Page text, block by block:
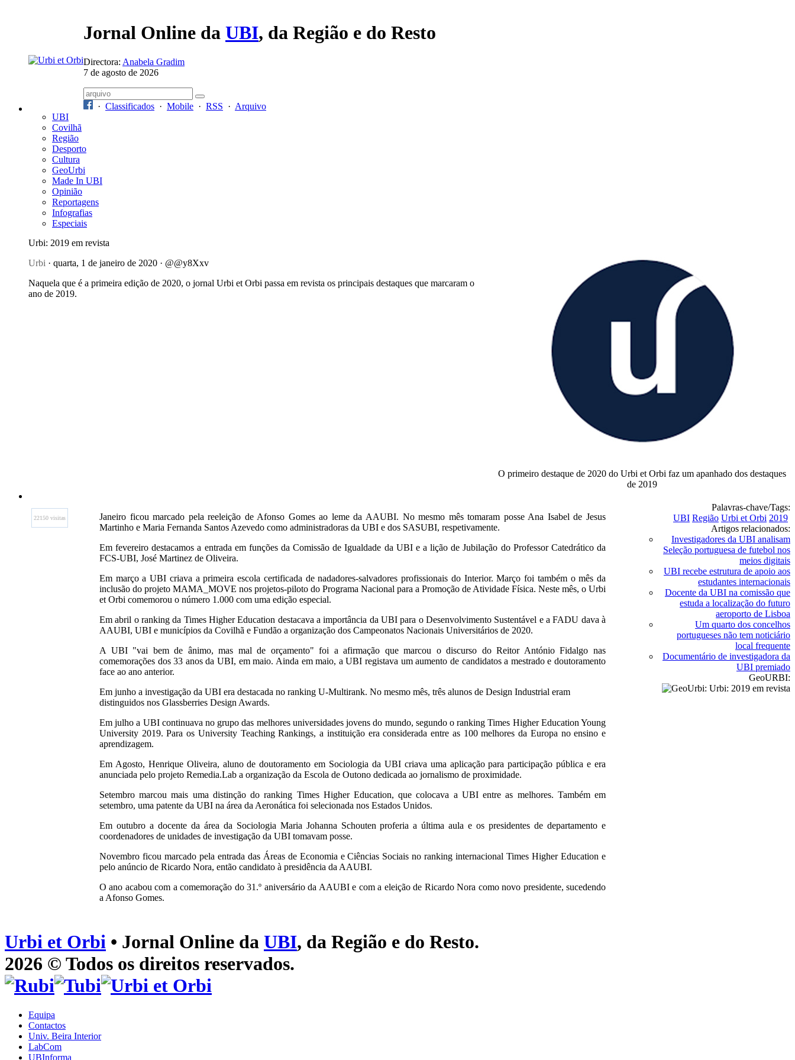
Jornal Online da UBI, da Região e do Resto
Directora: Anabela Gradim
7 de agosto de 2026
· Classificados · Mobile · RSS · Arquivo
UBI
Covilhã
Região
Desporto
Cultura
GeoUrbi
Made In UBI
Opinião
Reportagens
Infografias
Especiais
Urbi: 2019 em revista
Urbi · quarta, 1 de janeiro de 2020 · @@y8Xxv
Naquela que é a primeira edição de 2020, o jornal Urbi et Orbi passa em revista os principais destaques que marcaram o
ano de 2019.
O primeiro destaque de 2020 do Urbi et Orbi faz um apanhado dos destaques
de 2019
22150 visitas
Janeiro ficou marcado pela reeleição de Afonso Gomes ao leme da AAUBI. No mesmo mês tomaram posse Ana Isabel de Jesus
Martinho e Maria Fernanda Santos Azevedo como administradoras da UBI e dos SASUBI, respetivamente.
Em fevereiro destacamos a entrada em funções da Comissão de Igualdade da UBI e a lição de Jubilação do Professor Catedrático da
FCS-UBI, José Martinez de Oliveira.
Em março a UBI criava a primeira escola certificada de nadadores-salvadores profissionais do Interior. Março foi também o mês da
inclusão do projeto MAMA_MOVE nos projetos-piloto do Programa Nacional para a Promoção de Atividade Física. Neste mês, o Urbi
et Orbi comemorou o número 1.000 com uma edição especial.
Em abril o ranking da Times Higher Education destacava a importância da UBI para o Desenvolvimento Sustentável e a FADU dava à
AAUBI, UBI e municípios da Covilhã e Fundão a organização dos Campeonatos Nacionais Universitários de 2020.
A UBI "vai bem de ânimo, mas mal de orçamento" foi a afirmação que marcou o discurso do Reitor António Fidalgo nas
comemorações dos 33 anos da UBI, em maio. Ainda em maio, a UBI registava um aumento de candidatos a mestrado e doutoramento
face ao ano anterior.
Em junho a investigação da UBI era destacada no ranking U-Multirank. No mesmo mês, três alunos de Design Industrial eram
distinguidos nos Glassberries Design Awards.
Em julho a UBI continuava no grupo das melhores universidades jovens do mundo, segundo o ranking Times Higher Education Young
University 2019. Para os University Teaching Rankings, a instituição era considerada entre as 100 melhores da Europa no ensino e
aprendizagem.
Em Agosto, Henrique Oliveira, aluno de doutoramento em Sociologia da UBI criava uma aplicação para participação pública e era
anunciada pelo projeto Remedia.Lab a organização da Escola de Outono dedicada ao jornalismo de proximidade.
Setembro marcou mais uma distinção do ranking Times Higher Education, que colocava a UBI entre as melhores. Também em
setembro, uma patente da UBI na área da Aeronática foi selecionada nos Estados Unidos.
Em outubro a docente da área da Sociologia Maria Johanna Schouten proferia a última aula e os presidentes de departamento e
coordenadores de unidades de investigação da UBI tomavam posse.
Novembro ficou marcado pela entrada das Áreas de Economia e Ciências Sociais no ranking internacional Times Higher Education e
pelo anúncio de Ricardo Nora, então candidato à presidência da AAUBI.
O ano acabou com a comemoração do 31.º aniversário da AAUBI e com a eleição de Ricardo Nora como novo presidente, sucedendo
a Afonso Gomes.
Palavras-chave/Tags:
UBI Região Urbi et Orbi 2019
Artigos relacionados:
Investigadores da UBI analisam
Seleção portuguesa de futebol nos
meios digitais
UBI recebe estrutura de apoio aos
estudantes internacionais
Docente da UBI na comissão que
estuda a localização do futuro
aeroporto de Lisboa
Um quarto dos concelhos
portugueses não tem noticiário
local frequente
Documentário de investigadora da
UBI premiado
GeoURBI:
Urbi et Orbi • Jornal Online da UBI, da Região e do Resto.
2026 © Todos os direitos reservados.
Equipa
Contactos
Univ. Beira Interior
LabCom
UBInforma